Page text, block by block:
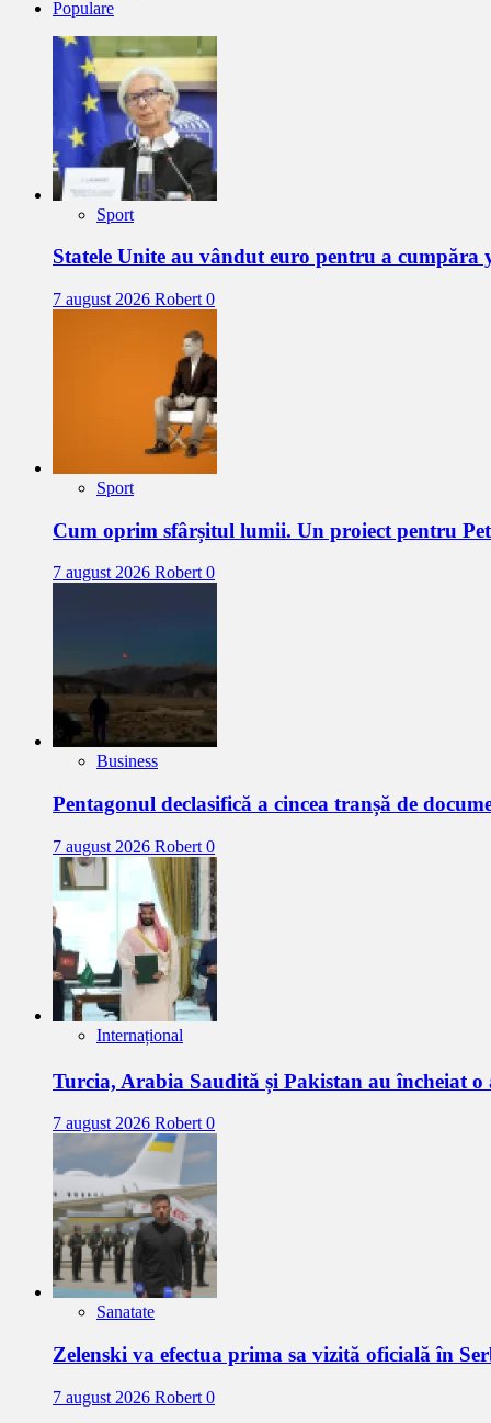
Populare
Sport
Statele Unite au vândut euro pentru a cumpăra
7 august 2026 Robert 0
Sport
Cum oprim sfârșitul lumii. Un proiect pentru
7 august 2026 Robert0
Business
Pentagonul declasifică a cincea tranșă de
7 august 2026 Robert 0
Internațional
Turcia, Arabia Saudită și Pakistan au încheiat
7 august 2026 Robert 0
Sanatate
Zelenski va efectua prima sa vizită oficială în
7 august 2026 Robert 0